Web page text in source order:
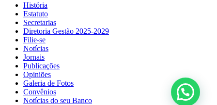
História
Estatuto
Secretarias
Diretoria Gestão 2025-2029
Filie-se
Notícias
Jornais
Publicações
Opiniões
Galeria de Fotos
Convênios
Notícias do seu Banco